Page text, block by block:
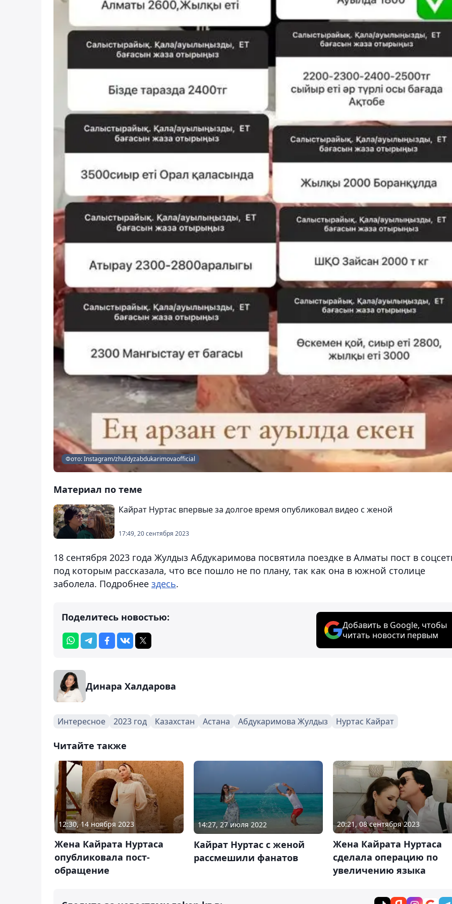
Фото: Instagram/zhuldyzabdukarimovaofficial
Материал по теме
Кайрат Нуртас впервые за долгое время опубликовал видео с женой
17:49, 20 сентября 2023
18 сентября 2023 года Жулдыз Абдукаримова посвятила поездке в Алматы пост в
под которым рассказала, что все пошло не по плану, так как она в южной столице
заболела. Подробнее здесь.
Поделитесь новостью:
Добавить в Google, чтобы
читать новости первым
Динара Халдарова
Интересное 2023 год Казахстан Астана Абдукаримова Жулдыз Нуртас Кайрат
Читайте также
12:30, 14 ноября 2023
Жена Кайрата Нуртаса
опубликовала пост-
обращение
14:27, 27 июля 2022
Кайрат Нуртас с женой
рассмешили фанатов
20:21, 08 сентября 2023
Жена Кайрата Нуртаса
сделала операцию по
увеличению языка